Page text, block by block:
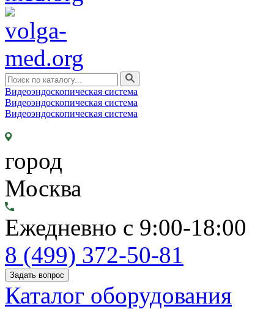
Видеоэндоскопическая система
Видеоэндоскопическая система
Видеоэндоскопическая система
город
Москва
Ежедневно с 9:00-18:00
8 (499) 372-50-81
Задать вопрос
Каталог оборудования